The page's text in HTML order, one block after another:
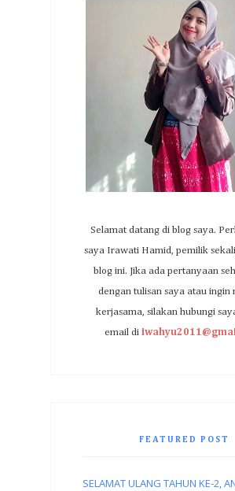
Selamat datang di blog saya.
saya Irawati Hamid, pemilik
blog ini. Jika ada pertanyaan
dengan tulisan saya atau ingin
kerjasama, silakan hubungi
email di
FEATURED POST
SELAMAT ULANG TAHUN KE-2,